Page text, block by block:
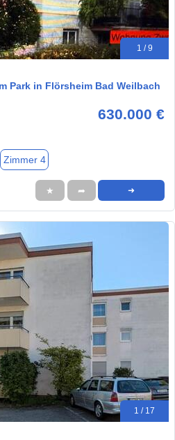
1 / 9
Park in Flörsheim Bad Weilbach
630.000 €
Zimmer 4
★ ➦ ➜
1 / 17